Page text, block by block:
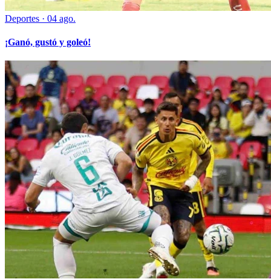
Deportes · 04 ago.
¡Ganó, gustó y goleó!